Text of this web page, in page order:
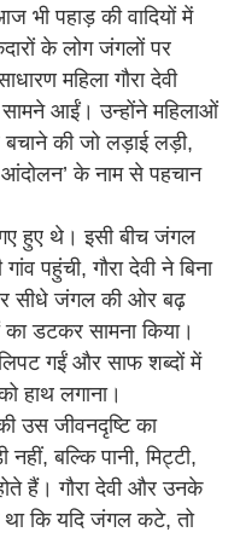
भी पहाड़ की वादियों में
के लोग जंगलों पर
महिला गौरा देवी
सामने आईं। उन्होंने महिलाओं
की जो लड़ाई लड़ी,
के नाम से पहचान
हुए थे। इसी बीच जंगल
पहुंची, गौरा देवी ने बिना
सीधे जंगल की ओर बढ़
डटकर सामना किया।
गईं और साफ शब्दों में
हाथ लगाना।
उस जीवनदृष्टि का
बल्कि पानी, मिट्टी,
हैं। गौरा देवी और उनके
कि यदि जंगल कटे, तो